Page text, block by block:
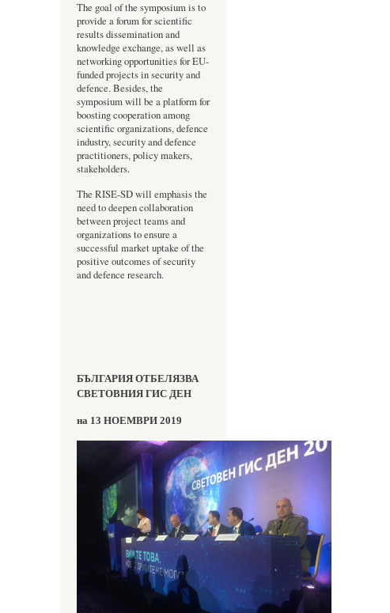
The goal of the symposium is to
provide a forum for scientific
results dissemination and
knowledge exchange, as well as
networking opportunities for EU-
funded projects in security and
defence. Besides, the
symposium will be a platform for
boosting cooperation among
scientific organizations, defence
industry, security and defence
practitioners, policy makers,
stakeholders.
The RISE-SD will emphasis the
need to deepen collaboration
between project teams and
organizations to ensure a
successful market uptake of the
positive outcomes of security
and defence research.
БЪЛГАРИЯ ОТБЕЛЯЗВА
СВЕТОВНИЯ ГИС ДЕН
на 13 НОЕМВРИ 2019